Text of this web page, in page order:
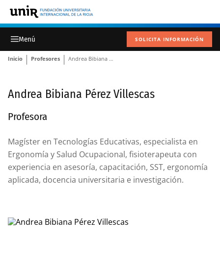
SOLICITA INFORMACIÓN
Inicio Profesores Andrea Bibiana Pérez Villescas
Andrea Bibiana Pérez Villescas
Profesora
Magíster en Tecnologías Educativas, especialista en
Ergonomía y Salud Ocupacional, fisioterapeuta con
experiencia en asesoría, capacitación, SST, ergonomía
aplicada, docencia universitaria e investigación.